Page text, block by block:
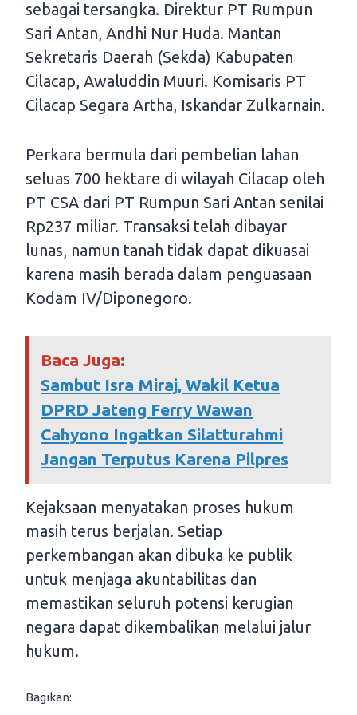
sebagai tersangka. Direktur PT Rumpun
Sari Antan, Andhi Nur Huda. Mantan
Sekretaris Daerah (Sekda) Kabupaten
Cilacap, Awaluddin Muuri. Komisaris PT
Cilacap Segara Artha, Iskandar Zulkarnain.
Perkara bermula dari pembelian lahan
seluas 700 hektare di wilayah Cilacap oleh
PT CSA dari PT Rumpun Sari Antan senilai
Rp237 miliar. Transaksi telah dibayar
lunas, namun tanah tidak dapat dikuasai
karena masih berada dalam penguasaan
Kodam IV/Diponegoro.
Baca Juga:
Sambut Isra Miraj, Wakil Ketua
DPRD Jateng Ferry Wawan
Cahyono Ingatkan Silatturahmi
Jangan Terputus Karena Pilpres
Kejaksaan menyatakan proses hukum
masih terus berjalan. Setiap
perkembangan akan dibuka ke publik
untuk menjaga akuntabilitas dan
memastikan seluruh potensi kerugian
negara dapat dikembalikan melalui jalur
hukum.
Bagikan: